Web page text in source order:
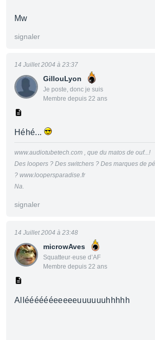
Mw
signaler
GillouLyon
Je poste, donc je suis
Membre depuis 22 ans
14 Juillet 2004 à 23:37
Héhé...
www.audiotubetech.com , que du matos de ouf...!
Des loopers ? Des switchers ? Des marques de
? www.loopersparadise.fr
Na.
signaler
microwAves
Squatteur·euse d’AF
Membre depuis 22 ans
14 Juillet 2004 à 23:48
Allééééééeeeeeuuuuuuhhhhh